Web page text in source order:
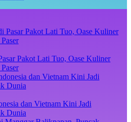
Pakot Lati Tuo, Oase Kuliner
dan Vietnam Kini Jadi
Dunia